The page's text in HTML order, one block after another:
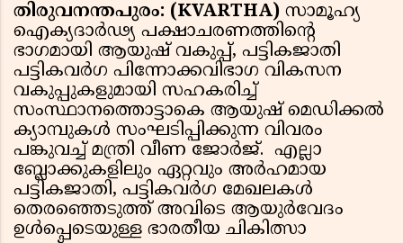
തിരുവനന്തപുരം: (KVARTHA) സാമൂഹ്യ
ഐക്യദാര്‍ഢ്യ പക്ഷാചരണത്തിന്റെ
ഭാഗമായി ആയുഷ് വകുപ്പ്, പട്ടികജാതി
പട്ടികവര്‍ഗ പിന്നോക്കവിഭാഗ വികസന
വകുപ്പുകളുമായി സഹകരിച്ച്
സംസ്ഥാനത്തൊട്ടാകെ ആയുഷ് മെഡിക്കല്‍
ക്യാമ്പുകള്‍ സംഘടിപ്പിക്കുന്ന വിവരം
പങ്കുവച്ച് മന്ത്രി വീണ ജോര്‍ജ്. എല്ലാ
ബ്ലോക്കുകളിലും ഏറ്റവും അര്‍ഹമായ
പട്ടികജാതി, പട്ടികവര്‍ഗ മേഖലകള്‍
തെരഞ്ഞെടുത്ത് അവിടെ ആയുര്‍വേദം
ഉള്‍പ്പെടെയുള്ള ഭാരതീയ ചികിത്സാ